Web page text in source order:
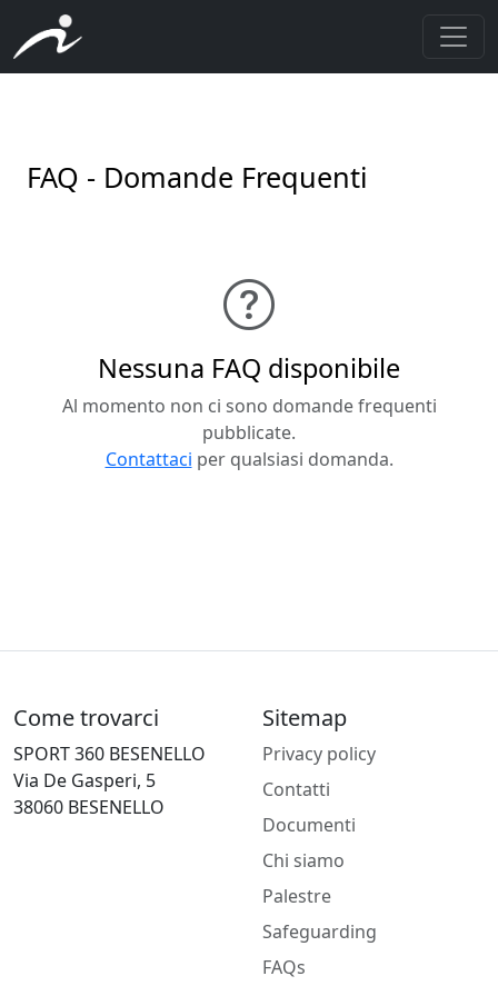
FAQ - Domande Frequenti
Nessuna FAQ disponibile
Al momento non ci sono domande frequenti
pubblicate.
Contattaci per qualsiasi domanda.
Come trovarci
SPORT 360 BESENELLO
Via De Gasperi, 5
38060 BESENELLO
Sitemap
Privacy policy
Contatti
Documenti
Chi siamo
Palestre
Safeguarding
FAQs